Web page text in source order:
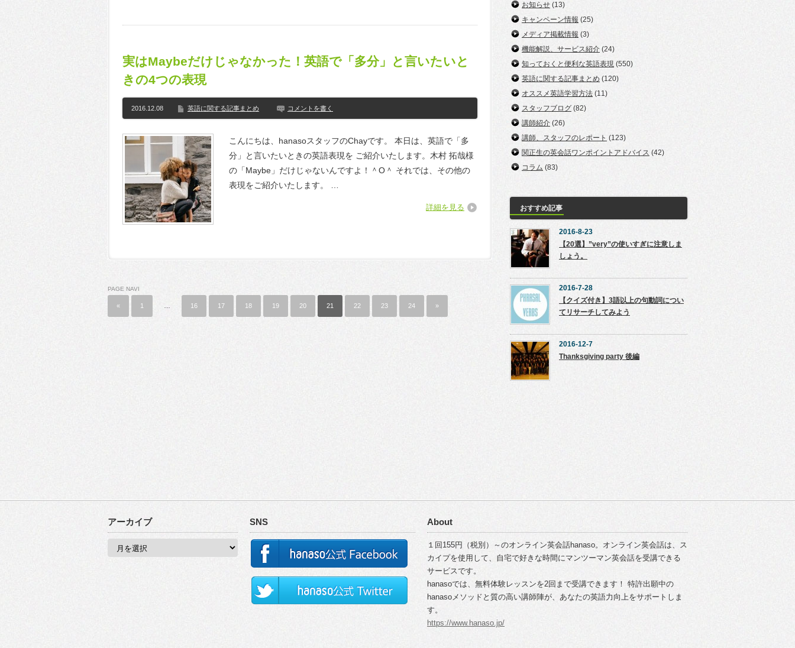
実はMaybeだけじゃなかった！英語で「多分」と言いたいと
きの4つの表現
2016.12.08 英語に関する記事まとめ コメントを書く
こんにちは、hanasoスタッフのChayです。 本日は、英語で「多
分」と言いたいときの英語表現を ご紹介いたします。木村 拓哉様
の「Maybe」だけじゃないんですよ！＾O＾ それでは、その他の
表現をご紹介いたします。 …
詳細を見る
PAGE NAVI
« 1 16 17 18 19 20 21 22 23 24 »
お知らせ (13)
キャンペーン情報 (25)
メディア掲載情報 (3)
機能解説、サービス紹介 (24)
知っておくと便利な英語表現 (550)
英語に関する記事まとめ (120)
オススメ英語学習方法 (11)
スタッフブログ (82)
講師紹介 (26)
講師、スタッフのレポート (123)
関正生の英会話ワンポイントアドバイス (42)
コラム (83)
おすすめ記事
2016-8-23
【20選】”very”の使いすぎに注意しま
しょう。
2016-7-28
【クイズ付き】3語以上の句動詞につい
てリサーチしてみよう
2016-12-7
Thanksgiving party 後編
アーカイブ SNS About
１回155円（税別）～のオンライン英会話hanaso。オンライン英会話は、ス
カイプを使用して、自宅で好きな時間にマンツーマン英会話を受講できる
サービスです。
hanasoでは、無料体験レッスンを2回まで受講できます！ 特許出願中の
hanasoメソッドと質の高い講師陣が、あなたの英語力向上をサポートしま
す。
https://www.hanaso.jp/